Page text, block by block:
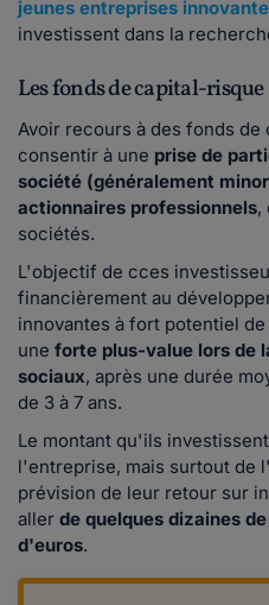
jeunes entreprises
investissent dans la
Les fonds de capital-risque
Avoir recours à des fonds
consentir à une prise de
société (généralement
actionnaires professionnels,
sociétés.
L'objectif de cces
financièrement au
innovantes à fort potentiel
une forte plus-value lors de
sociaux, après une durée
de 3 à 7 ans.
Le montant qu'ils
l'entreprise, mais surtout de
prévision de leur retour sur
aller de quelques dizaines
d'euros.